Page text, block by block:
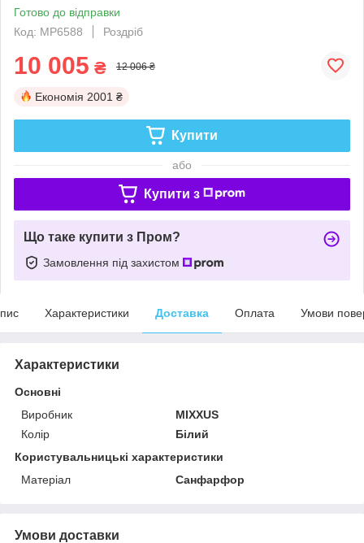
Готово до відправки
Код: MP6588
Роздріб
10 005 ₴ 12 006 ₴
Економія 2001 ₴
Купити
або
Купити з
Що таке купити з Пром?
Замовлення під захистом
Характеристики Доставка Оплата Умови
Характеристики
Основні
Виробник
MIXXUS
Колір
Білий
Користувальницькі характеристики
Матеріал
Санфарфор
Умови доставки